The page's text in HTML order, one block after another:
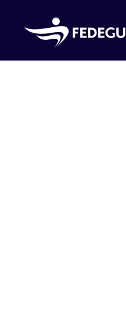
Skip to main content